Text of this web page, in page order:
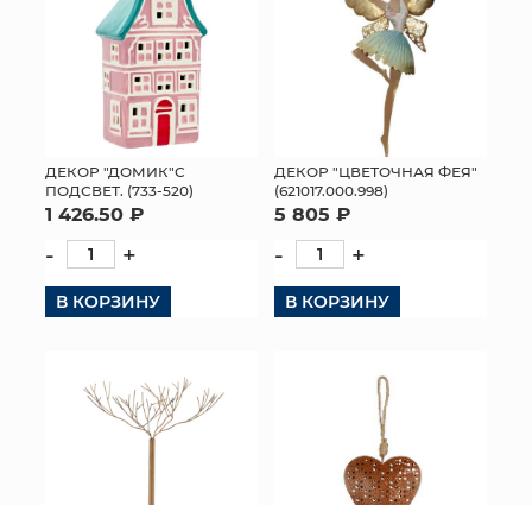
ПАКЕТЫ И СУМКИ
ПОДАРОЧНЫЕ КАРТЫ
ОПТОВЫМ КЛИЕНТАМ
ДОСТАВКА И ОПЛАТА
КОНТАКТЫ
ДЕКОР "ДОМИК"С
ПОДСВЕТ. (733-520)
1 426.50 ₽
- +
В КОРЗИНУ
ДЕКОР "ЦВЕТОЧНАЯ ФЕЯ"
(621017.000.998)
5 805 ₽
- +
В КОРЗИНУ